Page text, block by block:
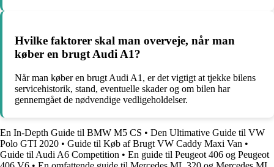
Hvilke faktorer skal man overveje, når man
køber en brugt Audi A1?
Når man køber en brugt Audi A1, er det vigtigt at tjekke bilens
servicehistorik, stand, eventuelle skader og om bilen har
gennemgået de nødvendige vedligeholdelser.
En In-Depth Guide til BMW M5 CS • Den Ultimative Guide til VW
Polo GTI 2020 • Guide til Køb af Brugt VW Caddy Maxi Van •
Guide til Audi A6 Competition • En guide til Peugeot 406 og Peugeot